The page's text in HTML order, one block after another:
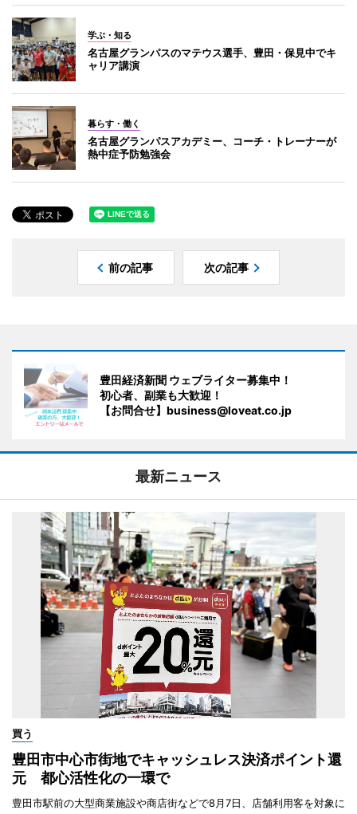
学ぶ・知る
名古屋グランパスのマテウス選手、豊田・保見中でキ
ャリア講演
暮らす・働く
名古屋グランパスアカデミー、コーチ・トレーナーが
熱中症予防勉強会
前の記事 次の記事
豊田経済新聞 ウェブライター募集中！
初心者、副業も大歓迎！
【お問合せ】business@loveat.co.jp
最新ニュース
買う
豊田市中心市街地でキャッシュレス決済ポイント還
元 都心活性化の一環で
豊田市駅前の大型商業施設や商店街などで8月7日、店舗利用客を対象に